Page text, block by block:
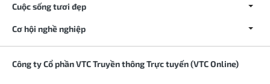
Cuộc sống tươi đẹp
Cơ hội nghề nghiệp
Công ty Cổ phần VTC Truyền thông Trực tuyến (VTC Online)